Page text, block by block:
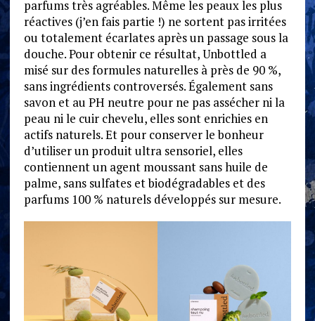
parfums très agréables. Même les peaux les plus
réactives (j’en fais partie !) ne sortent pas irritées
ou totalement écarlates après un passage sous la
douche. Pour obtenir ce résultat, Unbottled a
misé sur des formules naturelles à près de 90 %,
sans ingrédients controversés. Également sans
savon et au PH neutre pour ne pas assécher ni la
peau ni le cuir chevelu, elles sont enrichies en
actifs naturels. Et pour conserver le bonheur
d’utiliser un produit ultra sensoriel, elles
contiennent un agent moussant sans huile de
palme, sans sulfates et biodégradables et des
parfums 100 % naturels développés sur mesure.